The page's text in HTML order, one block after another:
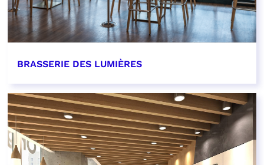
BRASSERIE DES LUMIÈRES
EN SAVOIR PLUS